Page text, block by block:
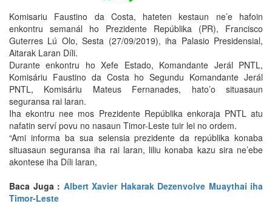
Komisariu Faustino da Costa, hateten kestaun ne’e hafoin
enkontru semanál ho Prezidente Repúblika (PR), Francisco
Guterres Lú Olo, Sesta (27/09/2019), iha Palasio Presidensial,
Aitarak Laran Díli.
Durante enkontru ho Xefe Estado, Komandante Jerál PNTL,
Komisáriu Faustino da Costa ho Segundu Komandante Jerál
PNTL, Komisáriu Mateus Fernanades, hato’o situasaun
seguransa rai laran.
Iha ekontru nee mos Prezidente Repúblika enkoraja PNTL atu
nafatin serví povu no nasaun Timor-Leste tuir lei no ordem.
“Ami informa ba sua selensia prezidente da repúblika konaba
situasaun seguransa iha rai laran, liliu konaba kazu sira ne’ebe
akontese iha Díli laran,
Baca Juga : Albert Xavier Hakarak Dezenvolve Muaythai iha
Timor-Leste